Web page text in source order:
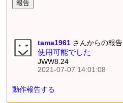
tama1961 さんからの報告
使用可能でした
JWW8.24
2021-07-07 14:01:08
動作報告する